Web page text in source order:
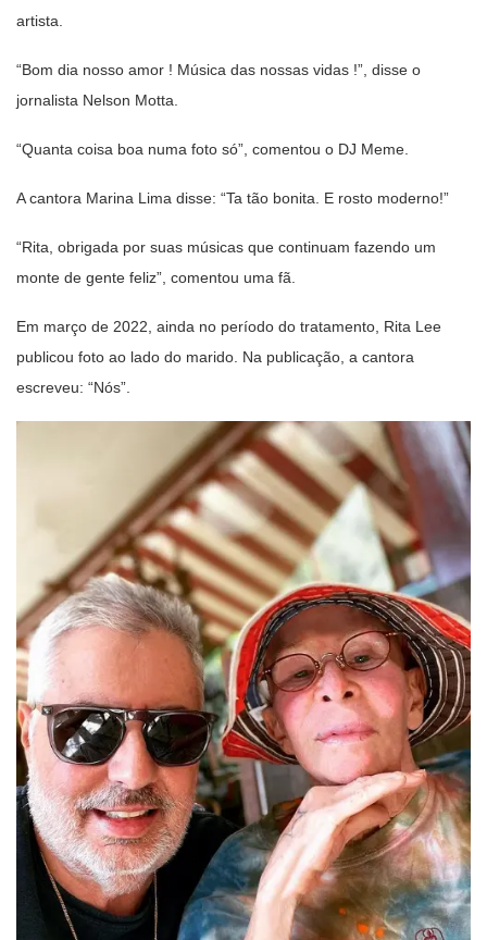
artista.
“Bom dia nosso amor ! Música das nossas vidas !”, disse o
jornalista Nelson Motta.
“Quanta coisa boa numa foto só”, comentou o DJ Meme.
A cantora Marina Lima disse: “Ta tão bonita. E rosto moderno!”
“Rita, obrigada por suas músicas que continuam fazendo um
monte de gente feliz”, comentou uma fã.
Em março de 2022, ainda no período do tratamento, Rita Lee
publicou foto ao lado do marido. Na publicação, a cantora
escreveu: “Nós”.